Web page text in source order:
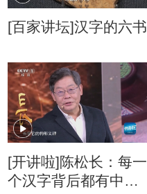
[百家讲坛]汉字的六书
[开讲啦]陈松长：每一
个汉字背后都有中国